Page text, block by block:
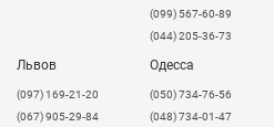
(099) 567-60-89
(044) 205-36-73
Львов
​(097) 169-21-20
(067) 905-29-84
Одесса
(050) 734-76-56
(048) 734-01-47